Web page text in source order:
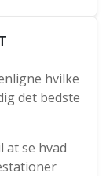
hvilke
det bedste
at se hvad